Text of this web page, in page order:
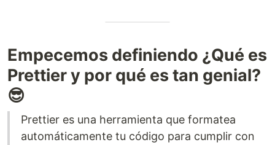
Empecemos definiendo ¿Qué es
Prettier y por qué es tan genial?
😎
Prettier es una herramienta que formatea
automáticamente tu código para cumplir con